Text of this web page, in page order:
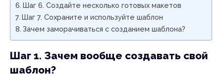
Шаг 6. Создайте несколько готовых макетов
Шаг 7. Сохраните и используйте шаблон
Зачем заморачиваться с созданием шаблона?
Шаг 1. Зачем вообще создавать свой
шаблон?